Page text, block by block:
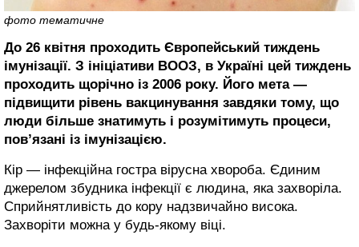
фото тематичне
До 26 квітня проходить Європейський тиждень
імунізації. З ініціативи ВООЗ, в Україні цей тиждень
проходить щорічно із 2006 року. Його мета —
підвищити рівень вакцинування завдяки тому, що
люди більше знатимуть і розумітимуть процеси,
пов’язані із імунізацією.
Кір — інфекційна гостра вірусна хвороба. Єдиним
джерелом збудника інфекції є людина, яка захворіла.
Сприйнятливість до кору надзвичайно висока.
Захворіти можна у будь-якому віці.